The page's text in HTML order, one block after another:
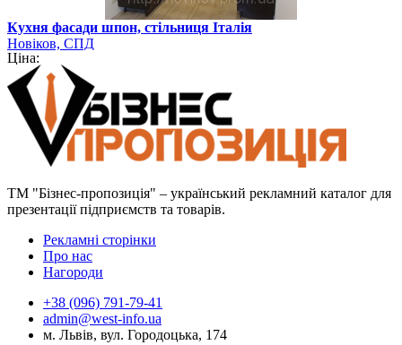
Кухня фасади шпон, стільниця Італія
Новіков, СПД
Ціна:
ТМ "Бізнес-пропозиція" – український рекламний каталог для
презентації підприємств та товарів.
Рекламні сторінки
Про нас
Нагороди
+38 (096) 791-79-41
admin@west-info.ua
м. Львів, вул. Городоцька, 174